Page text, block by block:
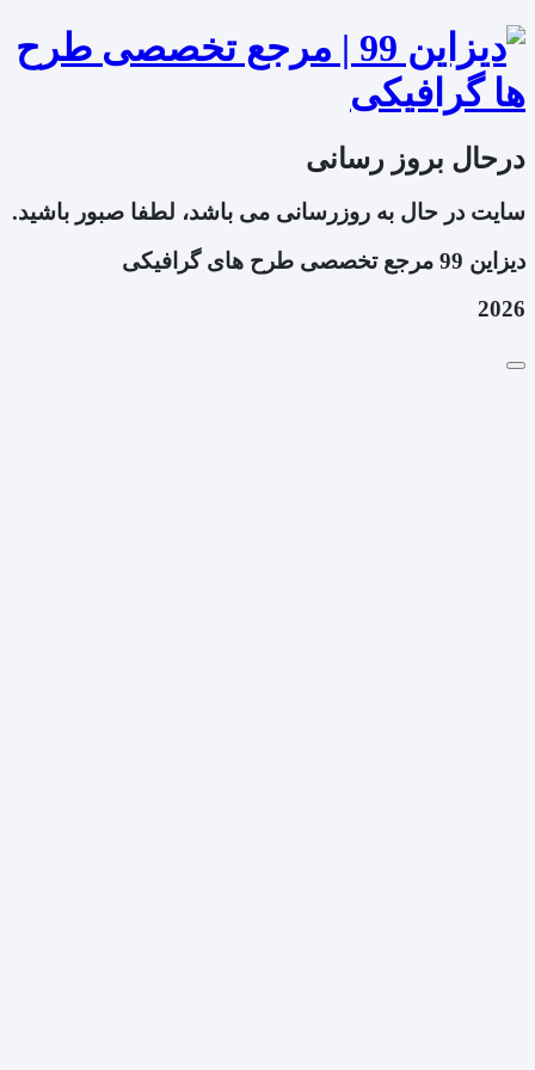
درحال بروز رسانی
سایت در حال به روزرسانی می باشد، لطفا صبور باشید.
دیزاین 99 مرجع تخصصی طرح های گرافیکی
2026